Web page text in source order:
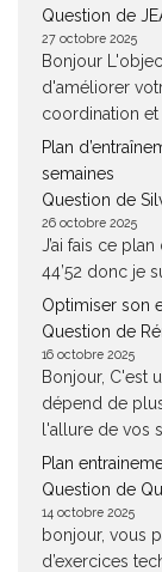
Question de
27 octobre 2025
Bonjour
d'améliorer
coordination et
Plan
semaines
Question de
26 octobre 2025
J’ai fais ce
44’52 donc je
Optimiser son
Question de
16 octobre 2025
Bonjour, C'est
dépend de
l'allure de vos
Plan
Question de
14 octobre 2025
bonjour, vous
d’exercices